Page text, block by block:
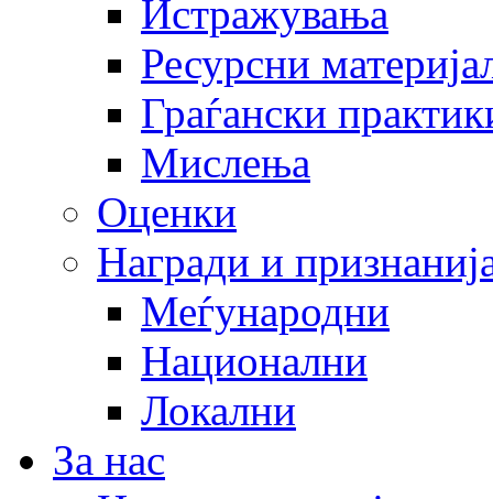
Истражувања
Ресурсни
Граѓански
Мислења
Оценки
Награди и
Меѓународни
Национални
Локални
За нас